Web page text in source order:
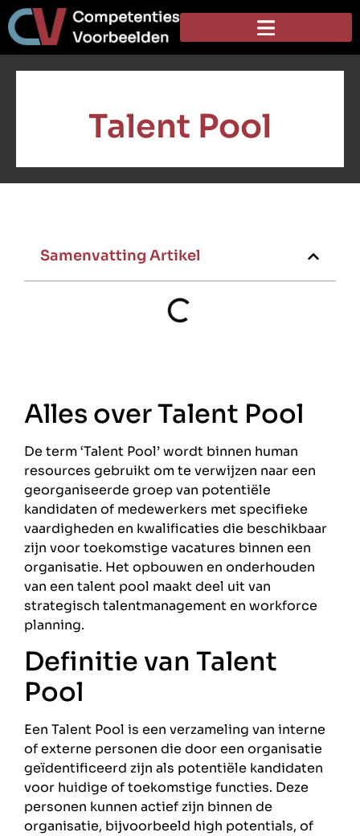
Talent Pool
Samenvatting Artikel
Alles over Talent Pool
De term ‘Talent Pool’ wordt binnen human
resources gebruikt om te verwijzen naar een
georganiseerde groep van potentiële
kandidaten of medewerkers met specifieke
vaardigheden en kwalificaties die beschikbaar
zijn voor toekomstige vacatures binnen een
organisatie. Het opbouwen en onderhouden
van een talent pool maakt deel uit van
strategisch talentmanagement en workforce
planning.
Definitie van Talent
Pool
Een Talent Pool is een verzameling van interne
of externe personen die door een organisatie
geïdentificeerd zijn als potentiële kandidaten
voor huidige of toekomstige functies. Deze
personen kunnen actief zijn binnen de
organisatie, bijvoorbeeld high potentials, of